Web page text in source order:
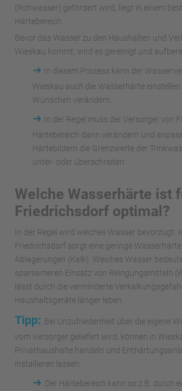
(Rohwasser) gefördert wird, liegt in einem
Härtebereich.
Bevor das Wasser zu den Haushalten und
Wieskau kommt, wird es gereinigt und
➜
In diesem Prozess kann der
Wieskau auch die Wasserhärte
Wünschen verändern.
➜
In der Regel muss der Versorger von
Härtebereich dann verändern und
Härtebildern die Grenzwerte der
unter- oder überschreiten.
Welche Wasserhärte ist
Friedrichsdorf optimal?
In der Regel wird weiches Wasser bevorzugt.
Friedrichsdorf sorgt eine geringe
Ablagerungen (Kalk). Weiches Wasser
sparsameren Einsatz von Reingungsmitteln
lässt durch die verminderte
Haushaltsgeräte länger leben.
Tipp: Bei Unzufriedenheit über die eigene
vom Versorger geliefert wird, können in
Privathaushalte handeln und
installieren lassen.
➜ Der Härtebereich kann so z.B. durch